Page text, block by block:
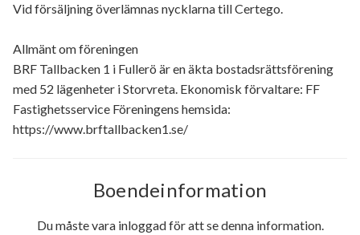
Vid försäljning överlämnas nycklarna till Certego.
Allmänt om föreningen
BRF Tallbacken 1 i Fullerö är en äkta bostadsrättsförening
med 52 lägenheter i Storvreta. Ekonomisk förvaltare: FF
Fastighetsservice Föreningens hemsida:
https://www.brftallbacken1.se/
Boendeinformation
Du måste vara inloggad för att se denna information.